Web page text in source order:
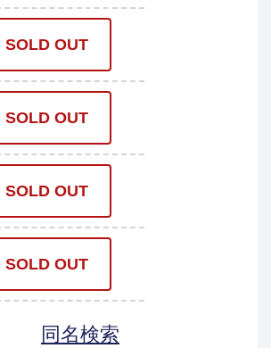
SOLD OUT
SOLD OUT
SOLD OUT
SOLD OUT
同名検索